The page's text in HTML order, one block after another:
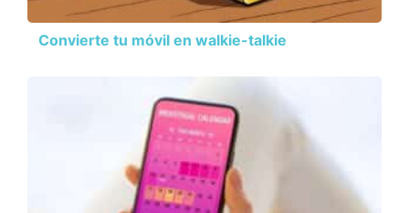
Convierte tu móvil en walkie-talkie